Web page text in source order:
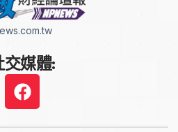
交媒體: